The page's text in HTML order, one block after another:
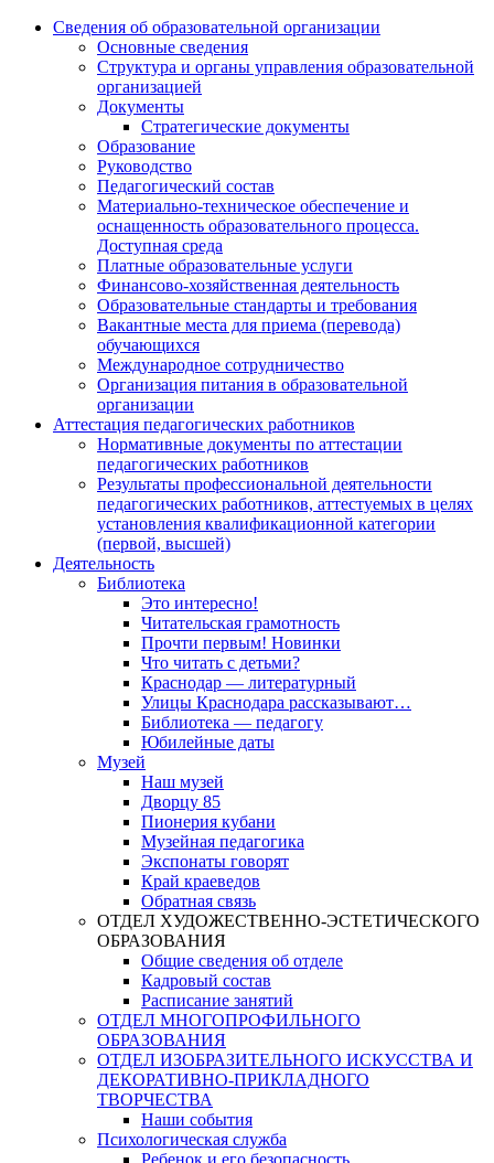
Сведения об образовательной организации
Основные сведения
Структура и органы управления образовательной
организацией
Документы
Стратегические документы
Образование
Руководство
Педагогический состав
Материально-техническое обеспечение и
оснащенность образовательного процесса.
Доступная среда
Платные образовательные услуги
Финансово-хозяйственная деятельность
Образовательные стандарты и требования
Вакантные места для приема (перевода)
обучающихся
Международное сотрудничество
Организация питания в образовательной
организации
Аттестация педагогических работников
Нормативные документы по аттестации
педагогических работников
Результаты профессиональной деятельности
педагогических работников, аттестуемых в целях
установления квалификационной категории
(первой, высшей)
Деятельность
Библиотека
Это интересно!
Читательская грамотность
Прочти первым! Новинки
Что читать с детьми?
Краснодар — литературный
Улицы Краснодара рассказывают…
Библиотека — педагогу
Юбилейные даты
Музей
Наш музей
Дворцу 85
Пионерия кубани
Музейная педагогика
Экспонаты говорят
Край краеведов
Обратная связь
ОТДЕЛ ХУДОЖЕСТВЕННО-ЭСТЕТИЧЕСКОГО
ОБРАЗОВАНИЯ
Общие сведения об отделе
Кадровый состав
Расписание занятий
ОТДЕЛ МНОГОПРОФИЛЬНОГО
ОБРАЗОВАНИЯ
ОТДЕЛ ИЗОБРАЗИТЕЛЬНОГО ИСКУССТВА И
ДЕКОРАТИВНО-ПРИКЛАДНОГО
ТВОРЧЕСТВА
Наши события
Психологическая служба
Ребенок и его безопасность